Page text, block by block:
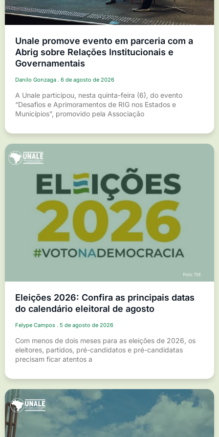
Unale promove evento em parceria com a
Abrig sobre Relações Institucionais e
Governamentais
Danilo Gonzaga 6 de agosto de 2026
A Unale participou, nesta quinta-feira (6), do evento
“Desafios e Aprimoramentos de RIG nos Estados e
Municípios”, promovido pela Associação
Eleições 2026: Confira as principais datas
do calendário eleitoral de agosto
Felype Campos 5 de agosto de 2026
Com menos de dois meses para as eleições de 2026, os
eleitores, partidos, pré-candidatos e pré-candidatas
precisam ficar atentos a